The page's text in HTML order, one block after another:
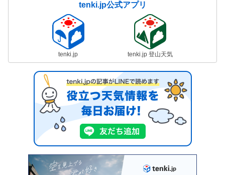
tenki.jp公式アプリ
tenki.jp tenki.jp 登山天気